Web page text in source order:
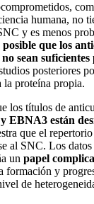
humana, no
y es menos
posible que los
sean suficientes
posteriores
la proteína propia.
los títulos de
EBNA3 están
que el
al SNC. Los datos
un papel
formación y
de